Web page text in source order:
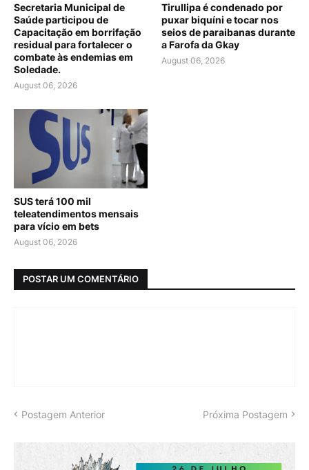
Secretaria Municipal de
Saúde participou de
Capacitação em borrifação
residual para fortalecer o
combate às endemias em
Soledade.
August 06, 2026
Tirullipa é condenado por
puxar biquíni e tocar nos
seios de paraibanas durante
a Farofa da Gkay
August 06, 2026
SUS terá 100 mil
teleatendimentos mensais
para vício em bets
August 06, 2026
POSTAR UM COMENTÁRIO
Postagem Anterior Próxima Postagem